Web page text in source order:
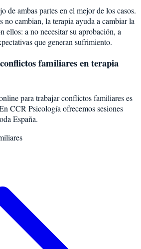
de ambas partes en el mejor de los casos.
no cambian, la terapia ayuda a cambiar la
ellos: a no necesitar su aprobación, a
que generan sufrimiento.
familiares en terapia
para trabajar conflictos familiares es
CCR Psicología ofrecemos sesiones
España.